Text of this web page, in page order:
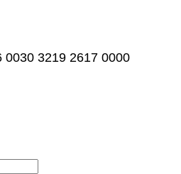
0030 3219 2617 0000